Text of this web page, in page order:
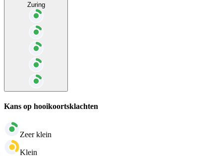
Zuring
Kans op hooikoortsklachten
Zeer klein
Klein